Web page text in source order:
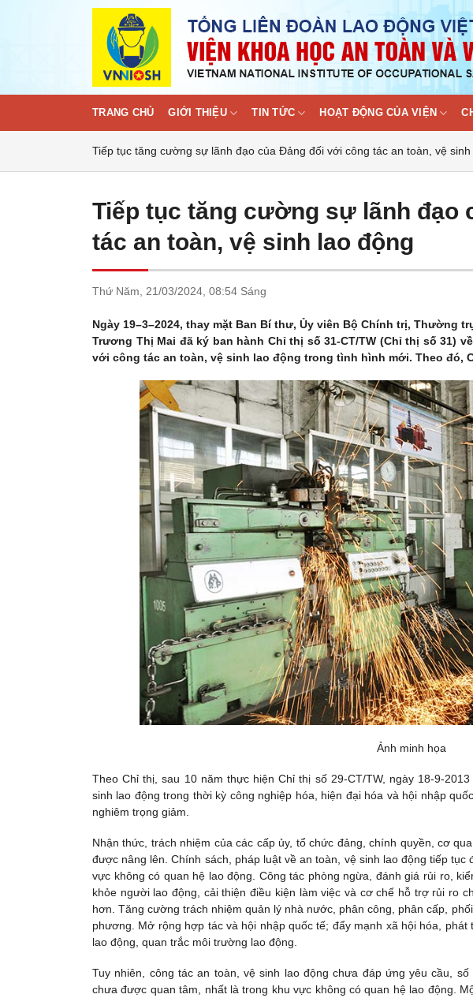
TRANG CHỦ GIỚI THIỆU TIN TỨC HOẠT ĐỘNG CỦA VIỆN
Tiếp tục tăng cường sự lãnh đạo của Đảng đối với công tác an toàn, vệ sinh
Tiếp tục tăng cường sự lãnh đạo
tác an toàn, vệ sinh lao động
Thứ Năm, 21/03/2024, 08:54 Sáng
Ngày 19–3–2024, thay mặt Ban Bí thư, Ủy viên Bộ Chính trị, Thường
Trương Thị Mai đã ký ban hành Chỉ thị số 31-CT/TW (Chỉ thị số 31)
với công tác an toàn, vệ sinh lao động trong tình hình mới. Theo đó,
Ảnh minh họa
Theo Chỉ thị, sau 10 năm thực hiện Chỉ thị số 29-CT/TW, ngày 18-9-
sinh lao động trong thời kỳ công nghiệp hóa, hiện đại hóa và hội nhập
nghiêm trọng giảm.
Nhận thức, trách nhiệm của các cấp ủy, tổ chức đảng, chính quyền, cơ
được nâng lên. Chính sách, pháp luật về an toàn, vệ sinh lao động tiếp
vực không có quan hệ lao động. Công tác phòng ngừa, đánh giá rủi ro,
khỏe người lao động, cải thiện điều kiện làm việc và cơ chế hỗ trợ rủi ro
hơn. Tăng cường trách nhiệm quản lý nhà nước, phân công, phân cấp,
phương. Mở rộng hợp tác và hội nhập quốc tế; đẩy mạnh xã hội hóa,
lao động, quan trắc môi trường lao động.
Tuy nhiên, công tác an toàn, vệ sinh lao động chưa đáp ứng yêu cầu,
chưa được quan tâm, nhất là trong khu vực không có quan hệ lao động.